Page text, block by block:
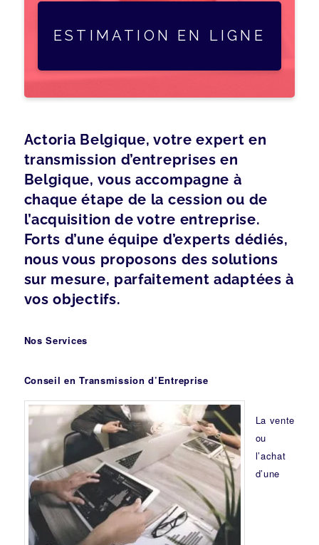
ESTIMATION EN LIGNE
Actoria Belgique, votre expert en
transmission d’entreprises en
Belgique, vous accompagne à
chaque étape de la cession ou de
l’acquisition de votre entreprise.
Forts d’une équipe d’experts dédiés,
nous vous proposons des solutions
sur mesure, parfaitement adaptées à
vos objectifs.
Nos Services
Conseil en Transmission d’Entreprise
La vente
ou
l’achat
d’une